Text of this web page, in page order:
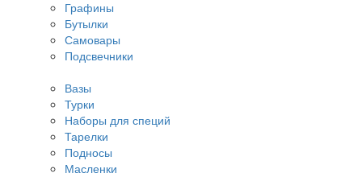
Графины
Бутылки
Самовары
Подсвечники
Вазы
Турки
Наборы для специй
Тарелки
Подносы
Масленки